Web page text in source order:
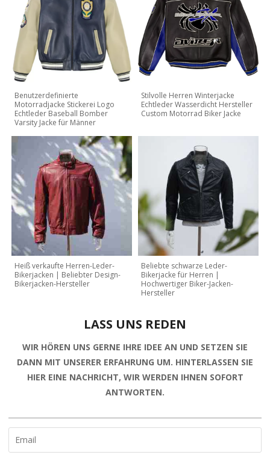
Benutzerdefinierte
Motorradjacke Stickerei Logo
Echtleder Baseball Bomber
Varsity Jacke für Männer
Stilvolle Herren Winterjacke
Echtleder Wasserdicht Hersteller
Custom Motorrad Biker Jacke
Heiß verkaufte Herren-Leder-
Bikerjacken | Beliebter Design-
Bikerjacken-Hersteller
Beliebte schwarze Leder-
Bikerjacke für Herren |
Hochwertiger Biker-Jacken-
Hersteller
LASS UNS REDEN
WIR HÖREN UNS GERNE IHRE IDEE AN UND SETZEN SIE
DANN MIT UNSERER ERFAHRUNG UM. HINTERLASSEN SIE
HIER EINE NACHRICHT, WIR WERDEN IHNEN SOFORT
ANTWORTEN.